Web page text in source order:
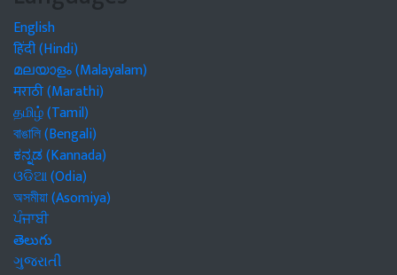
English
हिंदी (Hindi)
മലയാളം (Malayalam)
मराठी (Marathi)
தமிழ் (Tamil)
বাঙালি (Bengali)
ಕನ್ನಡ (Kannada)
ଓଡିଆ (Odia)
অসমীয়া (Asomiya)
ਪੰਜਾਬੀ
తెలుగు
ગુજરાતી